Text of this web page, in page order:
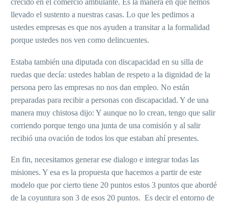
crecido en el comercio ambulante. Es la manera en qué hemos
llevado el sustento a nuestras casas. Lo que les pedimos a
ustedes empresas es que nos ayuden a transitar a la formalidad
porque ustedes nos ven como delincuentes.
Estaba también una diputada con discapacidad en su silla de
ruedas que decía: ustedes hablan de respeto a la dignidad de la
persona pero las empresas no nos dan empleo. No están
preparadas para recibir a personas con discapacidad. Y de una
manera muy chistosa dijo: Y aunque no lo crean, tengo que salir
corriendo porque tengo una junta de una comisión y al salir
recibió una ovación de todos los que estaban ahí presentes.
En fin, necesitamos generar ese dialogo e integrar todas las
misiones. Y esa es la propuesta que hacemos a partir de este
modelo que por cierto tiene 20 puntos estos 3 puntos que abordé
de la coyuntura son 3 de esos 20 puntos. Es decir el entorno de